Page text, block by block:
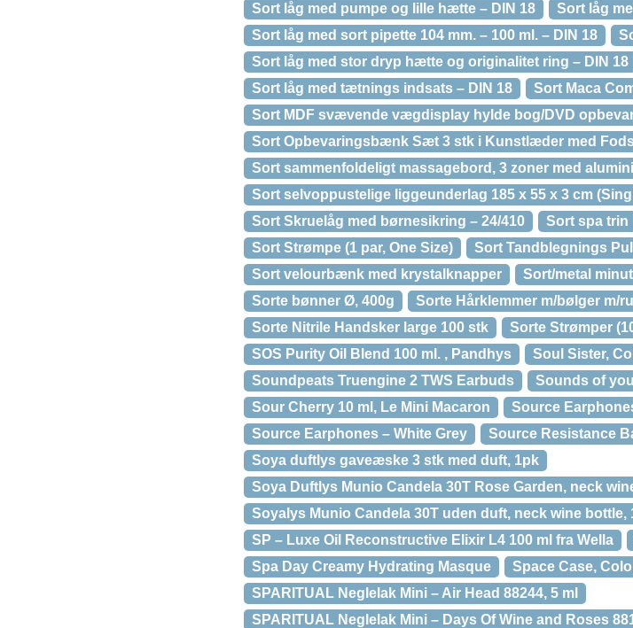
Sort låg med pumpe og lille hætte – DIN 18
Sort låg
Sort låg med sort pipette 104 mm. – 100 ml. – DIN 18
Sort låg med stor dryp hætte og originalitet ring – DIN 18
Sort låg med tætnings indsats – DIN 18
Sort Maca
Sort MDF svævende vægdisplay hylde bog/DVD
Sort Opbevaringsbænk Sæt 3 stk i Kunstlæder med
Sort sammenfoldeligt massagebord, 3 zoner med
Sort selvoppustelige liggeunderlag 185 x 55 x 3 cm
Sort Skruelåg med børnesikring – 24/410
Sort spa trin
Sort Strømpe (1 par, One Size)
Sort Tandblegnings
Sort velourbænk med krystalknapper
Sort/metal
Sorte bønner Ø, 400g
Sorte Hårklemmer m/bølger m/
Sorte Nitrile Handsker large 100 stk
Sorte Strømper
SOS Purity Oil Blend 100 ml. , Pandhys
Soul Sister,
Soundpeats Truengine 2 TWS Earbuds
Sounds of
Sour Cherry 10 ml, Le Mini Macaron
Source
Source Earphones – White Grey
Source Resistance
Soya duftlys gaveæske 3 stk med duft, 1pk
Soya Duftlys Munio Candela 30T Rose Garden, neck
Soyalys Munio Candela 30T uden duft, neck wine bottle,
SP – Luxe Oil Reconstructive Elixir L4 100 ml fra Wella
Spa Day Creamy Hydrating Masque
Space Case,
SPARITUAL Neglelak Mini – Air Head 88244, 5 ml
SPARITUAL Neglelak Mini – Days Of Wine and Roses